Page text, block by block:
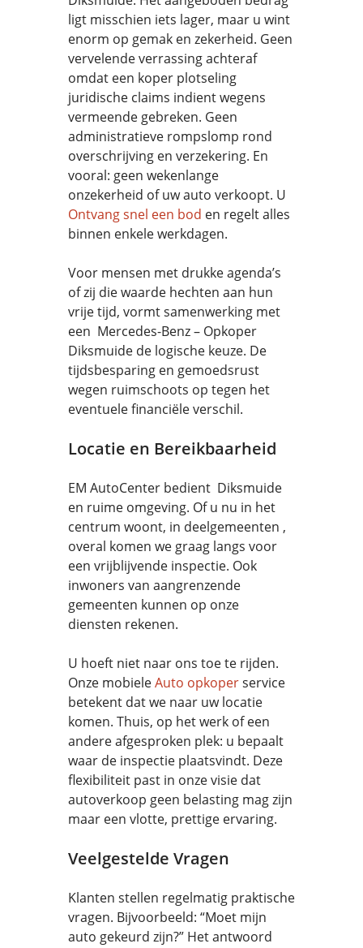
ligt misschien iets lager, maar u wint
enorm op gemak en zekerheid. Geen
vervelende verrassing achteraf
omdat een koper plotseling
juridische claims indient wegens
vermeende gebreken. Geen
administratieve rompslomp rond
overschrijving en verzekering. En
vooral: geen wekenlange
onzekerheid of uw auto verkoopt. U
Ontvang snel een bod en regelt alles
binnen enkele werkdagen.
Voor mensen met drukke agenda’s
of zij die waarde hechten aan hun
vrije tijd, vormt samenwerking met
een Mercedes-Benz – Opkoper
Diksmuide de logische keuze. De
tijdsbesparing en gemoedsrust
wegen ruimschoots op tegen het
eventuele financiële verschil.
Locatie en Bereikbaarheid
EM AutoCenter bedient Diksmuide
en ruime omgeving. Of u nu in het
centrum woont, in deelgemeenten ,
overal komen we graag langs voor
een vrijblijvende inspectie. Ook
inwoners van aangrenzende
gemeenten kunnen op onze
diensten rekenen.
U hoeft niet naar ons toe te rijden.
Onze mobieleAuto opkoperservice
betekent dat we naar uw locatie
komen. Thuis, op het werk of een
andere afgesproken plek: u bepaalt
waar de inspectie plaatsvindt. Deze
flexibiliteit past in onze visie dat
autoverkoop geen belasting mag zijn
maar een vlotte, prettige ervaring.
Veelgestelde Vragen
Klanten stellen regelmatig praktische
vragen. Bijvoorbeeld: “Moet mijn
auto gekeurd zijn?” Het antwoord